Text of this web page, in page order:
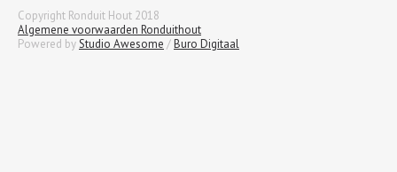
Copyright Ronduit Hout 2018
Algemene voorwaarden Ronduithout
Powered byStudio Awesome /Buro Digitaal